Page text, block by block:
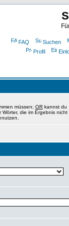
FAQ
Suchen
Profil
müssen; OR kannst du
Wörter, die im Ergebnis nicht